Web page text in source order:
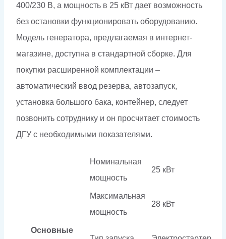
400/230 В, а мощность в 25 кВт дает возможность
без остановки функционировать оборудованию.
Модель генератора, предлагаемая в интернет-
магазине, доступна в стандартной сборке. Для
покупки расширенной комплектации –
автоматический ввод резерва, автозапуск,
установка большого бака, контейнер, следует
позвонить сотруднику и он просчитает стоимость
ДГУ с необходимыми показателями.
Основные
Номинальная
мощность
25 кВт
Максимальная
мощность
28 кВт